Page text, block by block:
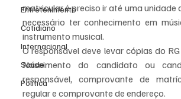
Entretenimento
Cotidiano
Internacional
Saúde
Politica
matricular é preciso ir até uma unidade
necessário ter conhecimento em
instrumento musical.
O responsável deve levar cópias do
Nascimento do candidato ou
responsável, comprovante de
regular e comprovante de endereço.